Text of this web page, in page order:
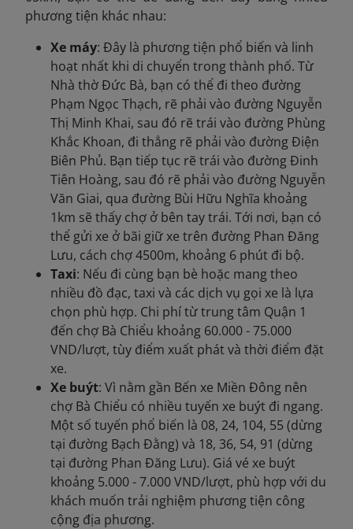
phương tiện khác nhau:
Xe máy: Đây là phương tiện phổ biến và linh
hoạt nhất khi di chuyển trong thành phố. Từ
Nhà thờ Đức Bà, bạn có thể đi theo đường
Phạm Ngọc Thạch, rẽ phải vào đường Nguyễn
Thị Minh Khai, sau đó rẽ trái vào đường Phùng
Khắc Khoan, đi thẳng rẽ phải vào đường Điện
Biên Phủ. Bạn tiếp tục rẽ trái vào đường Đinh
Tiên Hoàng, sau đó rẽ phải vào đường Nguyễn
Văn Giai, qua đường Bùi Hữu Nghĩa khoảng
1km sẽ thấy chợ ở bên tay trái. Tới nơi, bạn có
thể gửi xe ở bãi giữ xe trên đường Phan Đăng
Lưu, cách chợ 4500m, khoảng 6 phút đi bộ.
Taxi: Nếu đi cùng bạn bè hoặc mang theo
nhiều đồ đạc, taxi và các dịch vụ gọi xe là lựa
chọn phù hợp. Chi phí từ trung tâm Quận 1
đến chợ Bà Chiểu khoảng 60.000 - 75.000
VND/lượt, tùy điểm xuất phát và thời điểm đặt
xe.
Xe buýt: Vì nằm gần Bến xe Miền Đông nên
chợ Bà Chiểu có nhiều tuyến xe buýt đi ngang.
Một số tuyến phổ biến là 08, 24, 104, 55 (dừng
tại đường Bạch Đằng) và 18, 36, 54, 91 (dừng
tại đường Phan Đăng Lưu). Giá vé xe buýt
khoảng 5.000 - 7.000 VND/lượt, phù hợp với du
khách muốn trải nghiệm phương tiện công
cộng địa phương.